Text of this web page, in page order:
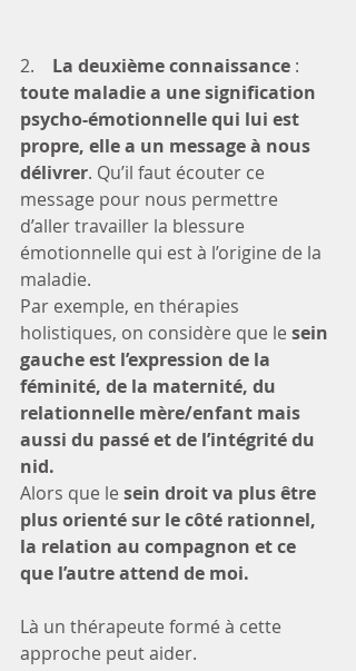
2. La deuxième connaissance :
toute maladie a une signification
psycho-émotionnelle qui lui est
propre, elle a un message à nous
délivrer. Qu’il faut écouter ce
message pour nous permettre
d’aller travailler la blessure
émotionnelle qui est à l’origine de la
maladie.
Par exemple, en thérapies
holistiques, on considère que le sein
gauche est l’expression de la
féminité, de la maternité, du
relationnelle mère/enfant mais
aussi du passé et de l’intégrité du
nid.
Alors que le sein droit va plus être
plus orienté sur le côté rationnel,
la relation au compagnon et ce
que l’autre attend de moi.
Là un thérapeute formé à cette
approche peut aider.